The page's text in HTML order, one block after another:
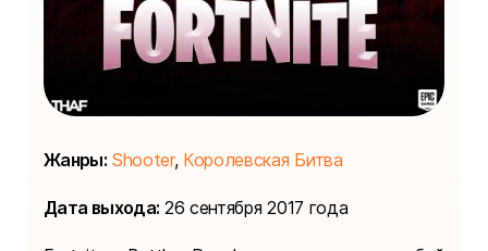
Жанры: Shooter, Королевская Битва
Дата выхода: 26 сентября 2017 года